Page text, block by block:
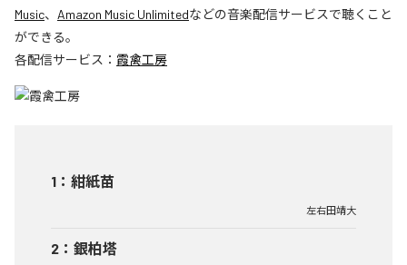
Music、 Amazon Music Unlimitedなどの音楽配信サービスで聴くこと
ができる。
各配信サービス： 霞禽工房
1 ： 紺紙苗
左右田靖大
2 ： 銀柏塔